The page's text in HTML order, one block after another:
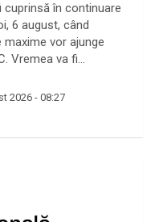
cuprinsă în continuare
6 august, când
maxime vor ajunge
Vremea va fi…
2026 - 08:27